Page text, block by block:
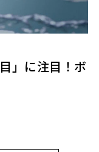
」に注目！ボ